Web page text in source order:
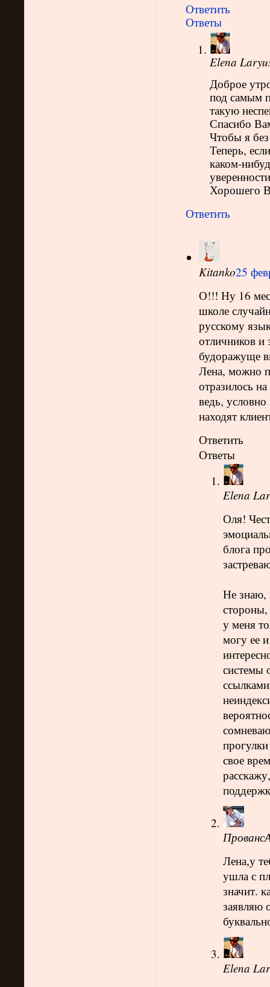
Ответить
Ответы
Elena
Доброе
под самым
такую
Спасибо
Чтобы я
Теперь,
каком-
Хорошего
Ответить
Kitanko25
О!!! Ну 16
школе
русскому
отличников и
будоражуще
Лена, можно
отразилось
ведь, условно
находят
Ответить
Ответы
Elena
Оля!
блога
Не знаю,
у меня
могу ее
системы
свое
Лена,у
ушла с
значит.
заявляю
Elena